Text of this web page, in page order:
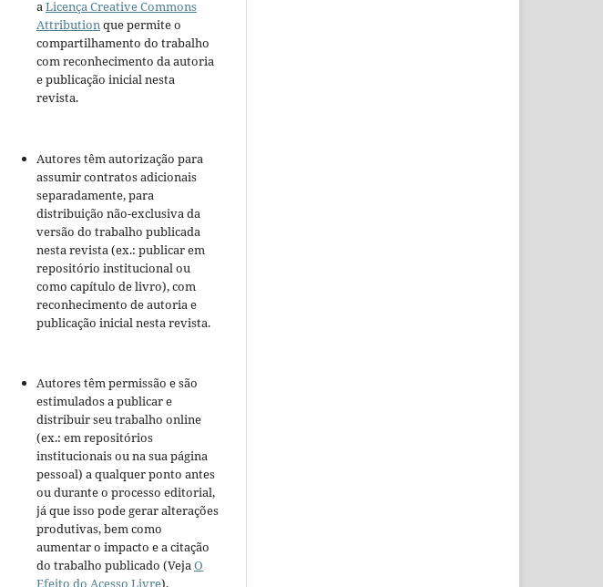
aLicença Creative Commons
Attributionque permite o
compartilhamento do trabalho
com reconhecimento da autoria
e publicação inicial nesta
revista.
Autores têm autorização para
assumir contratos adicionais
separadamente, para
distribuição não-exclusiva da
versão do trabalho publicada
nesta revista (ex.: publicar em
repositório institucional ou
como capítulo de livro), com
reconhecimento de autoria e
publicação inicial nesta revista.
Autores têm permissão e são
estimulados a publicar e
distribuir seu trabalho online
(ex.: em repositórios
institucionais ou na sua página
pessoal) a qualquer ponto antes
ou durante o processo editorial,
já que isso pode gerar alterações
produtivas, bem como
aumentar o impacto e a citação
do trabalho publicado (Veja O
Efeito do Acesso Livre).